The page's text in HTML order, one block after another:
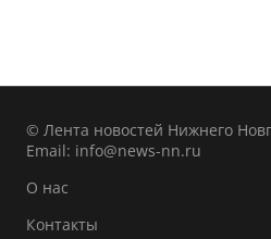
© Лента новостей Нижнего
Email: info@news-nn.ru
О нас
Контакты